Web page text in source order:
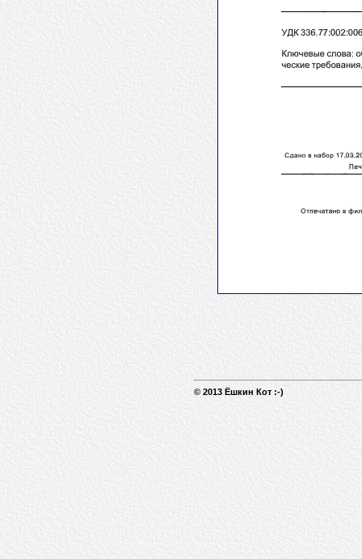
© 2013 Ёшкин Кот :-)